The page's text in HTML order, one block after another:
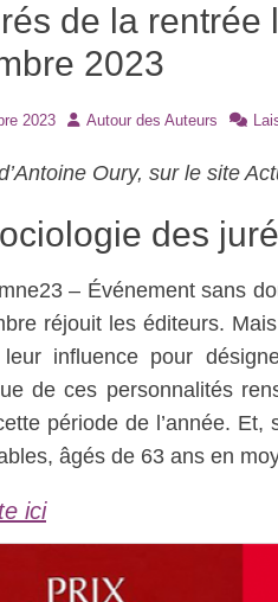
de la rentrée
2023
2023 Auteur
Autour des Auteurs
Oury, sur le site
des
– Événement sans
réjouit les éditeurs.
influence pour
de ces personnalités
période de l’année.
âgés de 63 ans en
ici